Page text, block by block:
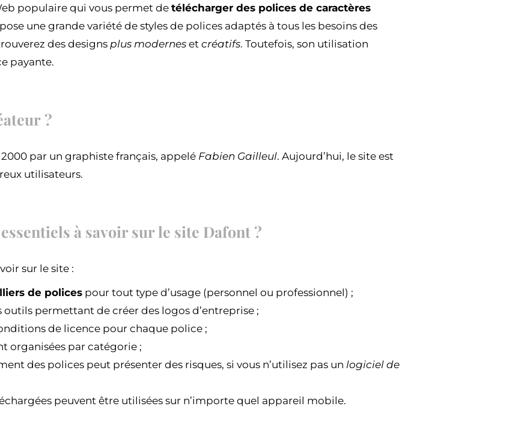
populaire qui vous permet de télécharger des polices de caractères
une grande variété de styles de polices adaptés à tous les besoins des
des designs plus modernes et créatifs. Toutefois, son utilisation
payante.
?
2000 par un graphiste français, appelé Fabien Gailleul. Aujourd’hui, le site est
utilisateurs.
à savoir sur le site Dafont ?
sur le site :
de polices pour tout type d’usage (personnel ou professionnel) ;
outils permettant de créer des logos d’entreprise ;
de licence pour chaque police ;
organisées par catégorie ;
des polices peut présenter des risques, si vous n’utilisez pas un logiciel de
peuvent être utilisées sur n’importe quel appareil mobile.